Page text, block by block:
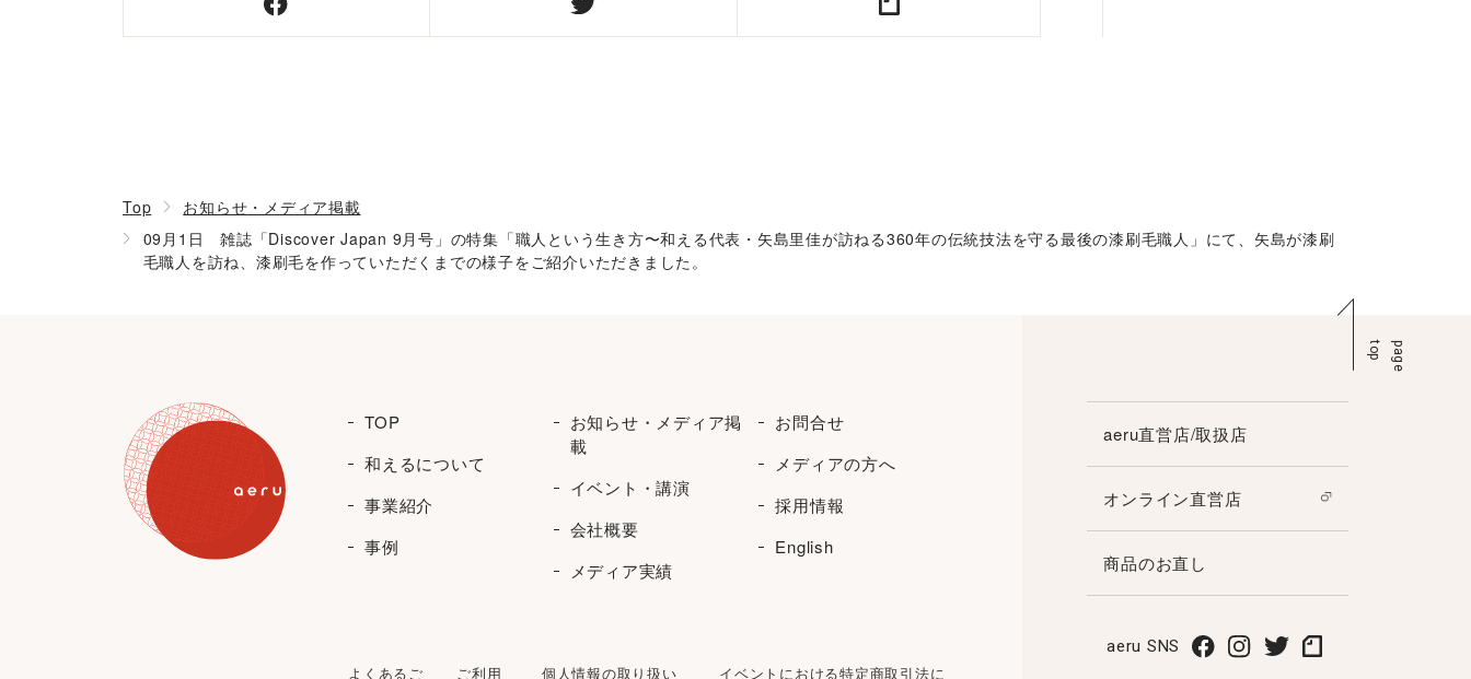
Top
お知らせ・メディア掲載
09月1日 雑誌「Discover Japan 9月号」の特集「職人という生き方〜和える代表・矢島里佳が訪ねる360年の伝統技法を守る最後の漆刷毛職人」にて、矢島が漆刷
毛職人を訪ね、漆刷毛を作っていただくまでの様子をご紹介いただきました。
p
a
g
e
t
o
p
TOP
和えるについて
事業紹介
事例
お知らせ・メディア掲
載
イベント・講演
会社概要
メディア実績
お問合せ
メディアの方へ
採用情報
English
よくあるご ご利用 個人情報の取り扱い イベントにおける特定商取引法に
aeru直営店/取扱店
オンライン直営店
商品のお直し
aeru SNS